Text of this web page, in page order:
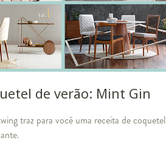
de verão: Mint Gin
traz para você uma receita de coquetel